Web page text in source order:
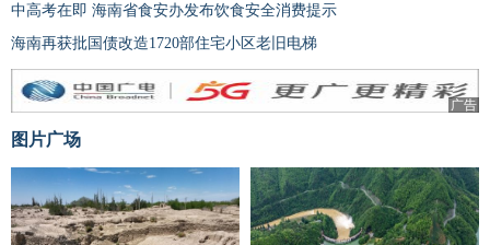
中高考在即 海南省食安办发布饮食安全消费提示
海南再获批国债改造1720部住宅小区老旧电梯
广告
图片广场